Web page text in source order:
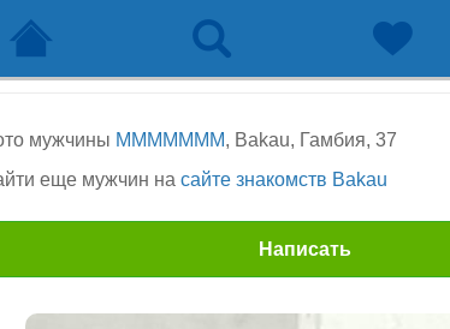
мужчины MMMMMMM, Bakau, Гамбия, 37
еще мужчин на сайте знакомств Bakau
Написать